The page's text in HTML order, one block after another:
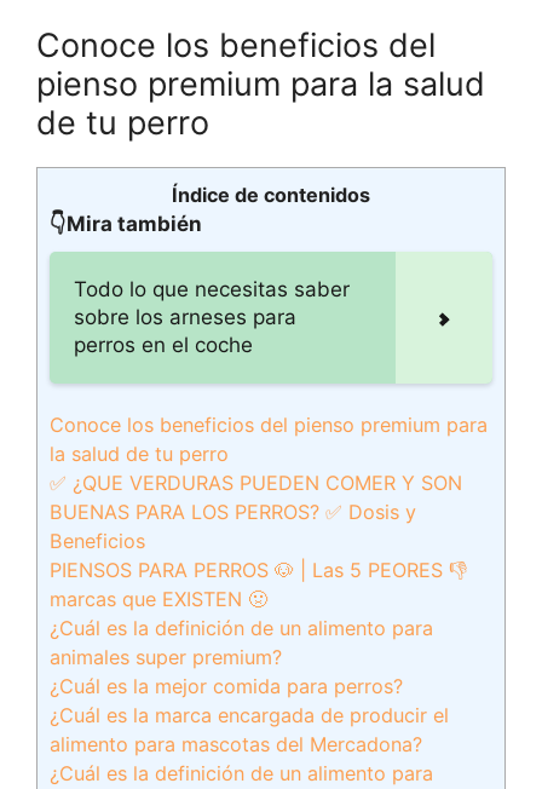
Conoce los beneficios del
pienso premium para la salud
de tu perro
Índice de contenidos
👇Mira también
Todo lo que necesitas saber
sobre los arneses para
perros en el coche
Conoce los beneficios del pienso premium para
la salud de tu perro
✅ ¿QUE VERDURAS PUEDEN COMER Y SON
BUENAS PARA LOS PERROS? ✅ Dosis y
Beneficios
PIENSOS PARA PERROS 🐶 | Las 5 PEORES 👎
marcas que EXISTEN 🤢
¿Cuál es la definición de un alimento para
animales super premium?
¿Cuál es la mejor comida para perros?
¿Cuál es la marca encargada de producir el
alimento para mascotas del Mercadona?
¿Cuál es la definición de un alimento para